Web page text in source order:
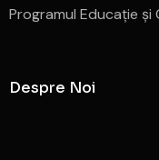
Programul Educație și
Despre Noi